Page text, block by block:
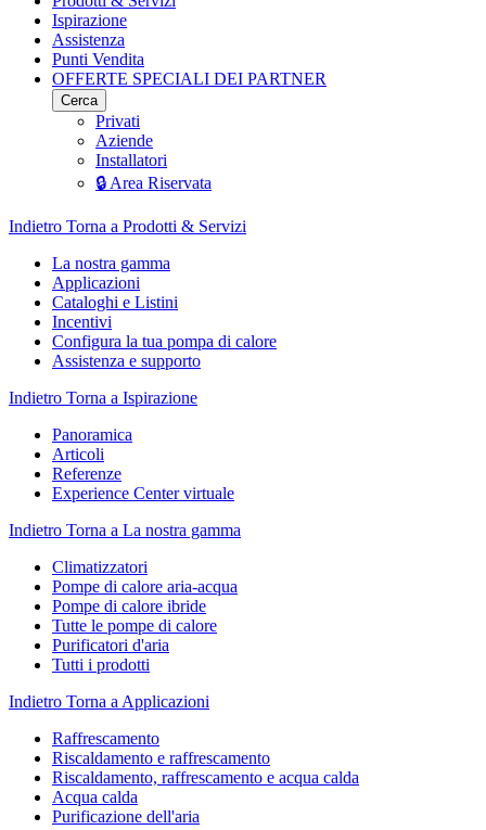
Ispirazione
Assistenza
Punti Vendita
OFFERTE SPECIALI DEI PARTNER
Cerca
Privati
Aziende
Installatori
🔒 Area Riservata
Indietro Torna a Prodotti & Servizi
La nostra gamma
Applicazioni
Cataloghi e Listini
Incentivi
Configura la tua pompa di calore
Assistenza e supporto
Indietro Torna a Ispirazione
Panoramica
Articoli
Referenze
Experience Center virtuale
Indietro Torna a La nostra gamma
Climatizzatori
Pompe di calore aria-acqua
Pompe di calore ibride
Tutte le pompe di calore
Purificatori d'aria
Tutti i prodotti
Indietro Torna a Applicazioni
Raffrescamento
Riscaldamento e raffrescamento
Riscaldamento, raffrescamento e acqua calda
Acqua calda
Purificazione dell'aria